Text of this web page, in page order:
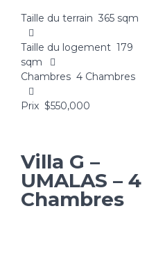
Taille du terrain 365 sqm
Taille du logement 179
sqm
Chambres 4 Chambres
Prix $550,000
Villa G –
UMALAS – 4
Chambres